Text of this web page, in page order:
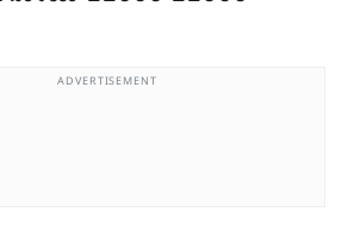
ADVERTISEMENT